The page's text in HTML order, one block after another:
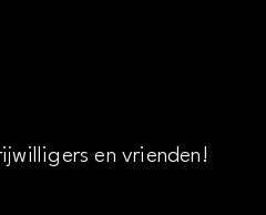
en vrienden!